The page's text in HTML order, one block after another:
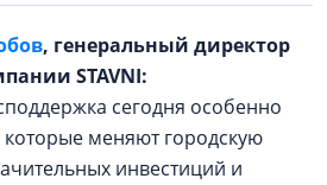
, генеральный директор
STAVNI:
сегодня особенно
меняют городскую
инвестиций и